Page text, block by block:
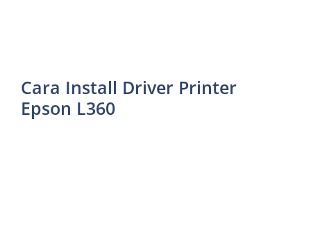
Cara Install Driver Printer
Epson L360